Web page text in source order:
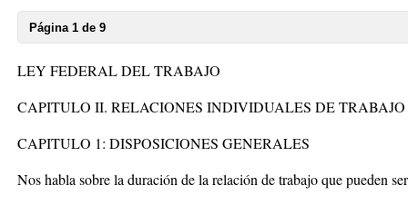
Página 1 de 9
LEY FEDERAL DEL TRABAJO
CAPITULO II. RELACIONES INDIVIDUALES DE TRABAJO
CAPITULO 1: DISPOSICIONES GENERALES
Nos habla sobre la duración de la relación de trabajo que pueden